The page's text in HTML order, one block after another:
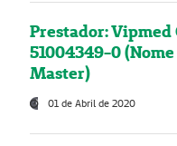
Prestador:
51004349-0
Master)
01 de Abril de 2020